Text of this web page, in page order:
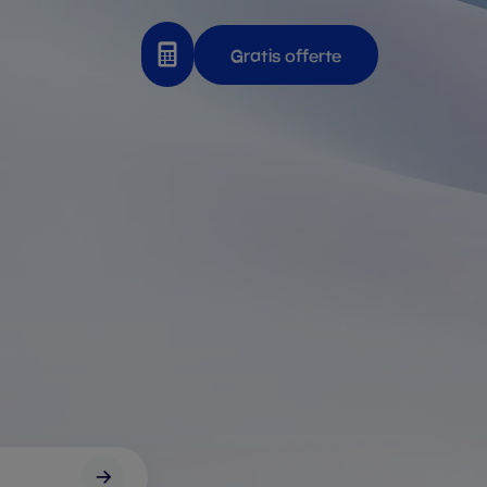
Gratis offerte